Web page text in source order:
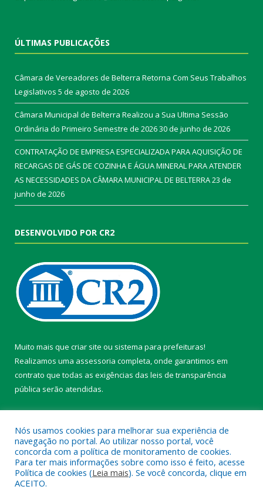
ÚLTIMAS PUBLICAÇÕES
Câmara de Vereadores de Belterra Retorna Com Seus Trabalhos
Legislativos 5 de agosto de 2026
Câmara Municipal de Belterra Realizou a Sua Ultima Sessão
Ordinária do Primeiro Semestre de 202630 de junho de 2026
CONTRATAÇÃO DE EMPRESA ESPECIALIZADA PARA AQUISIÇÃO DE
RECARGAS DE GÁS DE COZINHA E ÁGUA MINERAL PARA ATENDER
AS NECESSIDADES DA CÂMARA MUNICIPAL DE BELTERRA23 de
junho de 2026
DESENVOLVIDO POR CR2
Muito mais que criar site ou sistema para prefeituras!
Realizamos uma assessoria completa, onde garantimos em
contrato que todas as exigências das leis de transparência
pública serão atendidas.
Todos os direitos reservados a Câmara Municipal de Belterra.
Nós usamos cookies para melhorar sua experiência de
navegação no portal. Ao utilizar nosso portal, você
concorda com a política de monitoramento de cookies.
Para ter mais informações sobre como isso é feito, acesse
Política de cookies (Leia mais). Se você concorda, clique em
ACEITO.